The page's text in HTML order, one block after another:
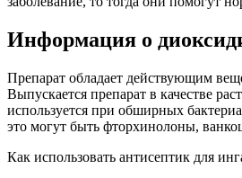
Информация о
Препарат обладает действующим
Выпускается препарат в качестве
используется при обширных
это могут быть фторхинолоны,
Как использовать антисептик для